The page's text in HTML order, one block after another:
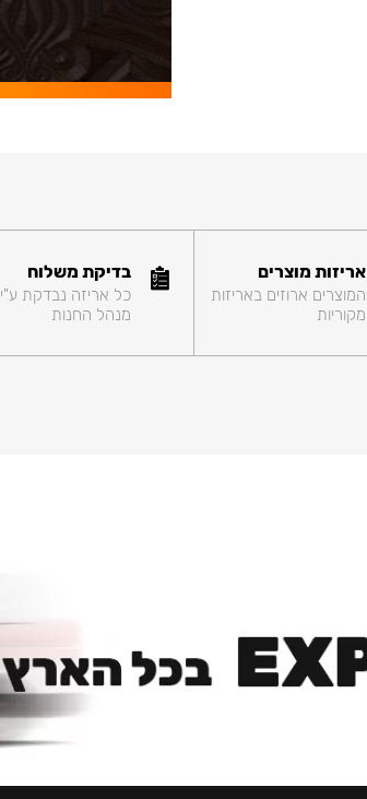
אריזות מוצרים
המוצרים ארוזים באריזות
מקוריות
בדיקת משלוח
כל אריזה נבדקת ע"י
מנהל החנות